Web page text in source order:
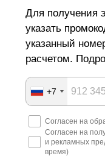
Для получения
указать
указанный
расчетом.
+7
Согласен на
Согласен на
и рекламных
время)